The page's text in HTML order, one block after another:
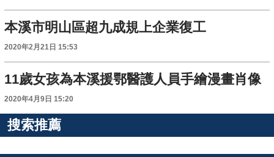
本溪市明山區超九成規上企業復工
2020年2月21日 15:53
11歲女孩為本溪援鄂醫護人員手繪漫畫肖像
2020年4月9日 15:20
搜索推薦